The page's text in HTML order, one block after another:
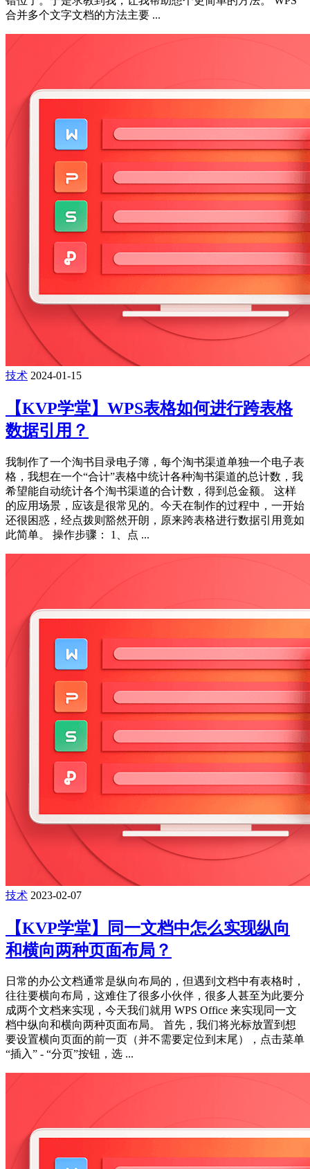
合并多个文字文档的方法主要 ...
技术 2024-01-15
【KVP学堂】WPS表格如何进行跨表格
数据引用？
我制作了一个淘书目录电子簿，每个淘书渠道单独一个电子表
格，我想在一个“合计”表格中统计各种淘书渠道的总计数，我
希望能自动统计各个淘书渠道的合计数，得到总金额。 这样
的应用场景，应该是很常见的。今天在制作的过程中，一开始
还很困惑，经点拨则豁然开朗，原来跨表格进行数据引用竟如
此简单。 操作步骤： 1、点 ...
技术 2023-02-07
【KVP学堂】同一文档中怎么实现纵向
和横向两种页面布局？
日常的办公文档通常是纵向布局的，但遇到文档中有表格时，
往往要横向布局，这难住了很多小伙伴，很多人甚至为此要分
成两个文档来实现，今天我们就用 WPS Office 来实现同一文
档中纵向和横向两种页面布局。 首先，我们将光标放置到想
要设置横向页面的前一页（并不需要定位到末尾），点击菜单
“插入” - “分页”按钮，选 ...